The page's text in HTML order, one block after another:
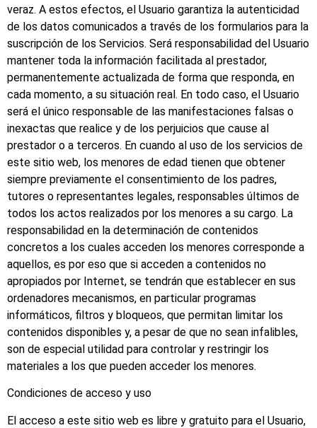
veraz. A estos efectos, el Usuario garantiza la autenticidad
de los datos comunicados a través de los formularios para la
suscripción de los Servicios. Será responsabilidad del Usuario
mantener toda la información facilitada al prestador,
permanentemente actualizada de forma que responda, en
cada momento, a su situación real. En todo caso, el Usuario
será el único responsable de las manifestaciones falsas o
inexactas que realice y de los perjuicios que cause al
prestador o a terceros. En cuando al uso de los servicios de
este sitio web, los menores de edad tienen que obtener
siempre previamente el consentimiento de los padres,
tutores o representantes legales, responsables últimos de
todos los actos realizados por los menores a su cargo. La
responsabilidad en la determinación de contenidos
concretos a los cuales acceden los menores corresponde a
aquellos, es por eso que si acceden a contenidos no
apropiados por Internet, se tendrán que establecer en sus
ordenadores mecanismos, en particular programas
informáticos, filtros y bloqueos, que permitan limitar los
contenidos disponibles y, a pesar de que no sean infalibles,
son de especial utilidad para controlar y restringir los
materiales a los que pueden acceder los menores.
Condiciones de acceso y uso
El acceso a este sitio web es libre y gratuito para el Usuario,